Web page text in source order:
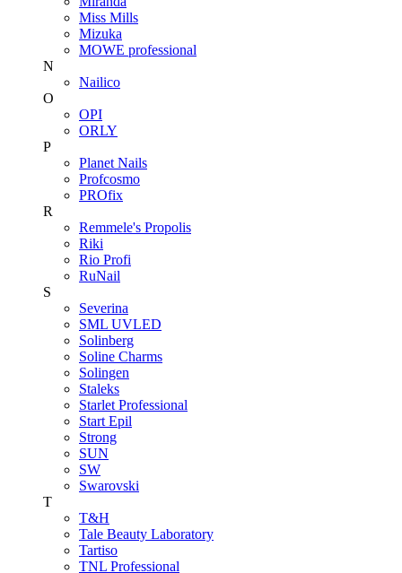
Miss Mills
Mizuka
MOWE professional
N
Nailico
O
OPI
ORLY
P
Planet Nails
Profcosmo
PROfix
R
Remmele's Propolis
Riki
Rio Profi
RuNail
S
Severina
SML UVLED
Solinberg
Soline Charms
Solingen
Staleks
Starlet Professional
Start Epil
Strong
SUN
SW
Swarovski
T
T&H
Tale Beauty Laboratory
Tartiso
TNL Professional